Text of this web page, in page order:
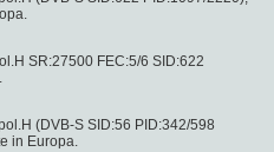
SR:27500 FEC:5/6 SID:622
(DVB-S SID:56 PID:342/598
in Europa.